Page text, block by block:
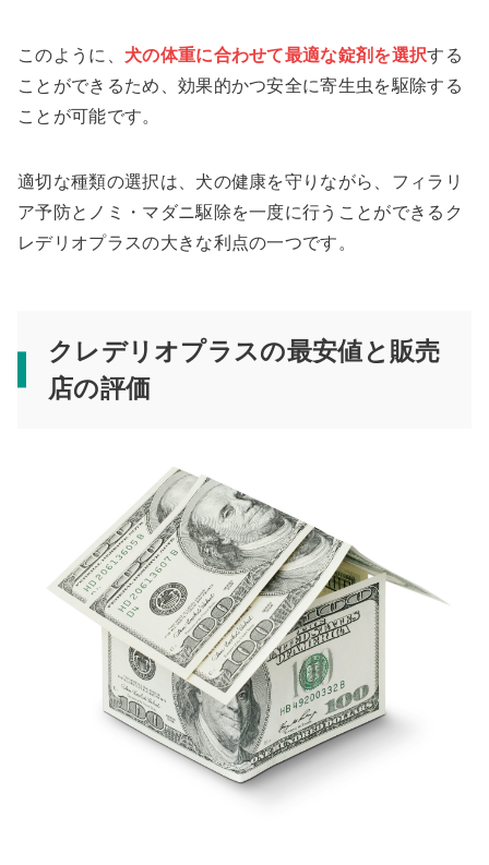
このように、 犬の体重に合わせて最適な錠剤を選択する
ことができるため、効果的かつ安全に寄生虫を駆除する
ことが可能です。
適切な種類の選択は、犬の健康を守りながら、フィラリ
ア予防とノミ・マダニ駆除を一度に行うことができるク
レデリオプラスの大きな利点の一つです。
クレデリオプラスの最安値と販売
店の評価